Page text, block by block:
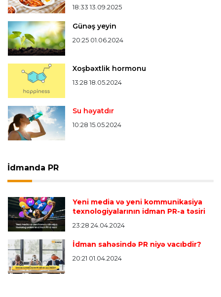
18:33 13.09.2025
Günəş yeyin
20:25 01.06.2024
Xoşbəxtlik hormonu
13:28 18.05.2024
Su həyatdır
10:28 15.05.2024
İdmanda PR
Yeni media və yeni kommunikasiya
texnologiyalarının idman PR-a təsiri
23:28 24.04.2024
İdman sahəsində PR niyə vacıbdir?
20:21 01.04.2024